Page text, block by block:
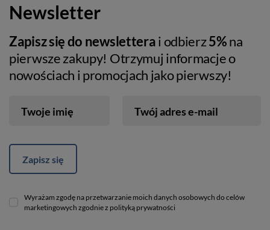
Newsletter
Zapisz się do newsletterai odbierz5%na
pierwsze zakupy! Otrzymuj informacje o
nowościach i promocjach jako pierwszy!
Twoje imię Twój adres e-mail
Zapisz się
Wyrażam zgodę na przetwarzanie moich danych osobowych do celów
marketingowych zgodnie z polityką prywatności